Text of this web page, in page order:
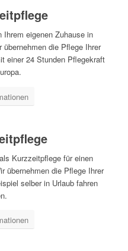
Ihrem eigenen Zuhause in
übernehmen die Pflege Ihrer
einer 24 Stunden Pflegekraft
Kurzzeitpflege für einen
übernehmen die Pflege Ihrer
selber in Urlaub fahren